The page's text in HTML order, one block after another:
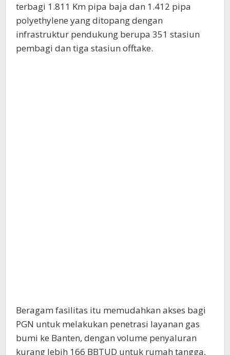
terbagi 1.811 Km pipa baja dan 1.412 pipa
polyethylene yang ditopang dengan
infrastruktur pendukung berupa 351 stasiun
pembagi dan tiga stasiun offtake.
Beragam fasilitas itu memudahkan akses bagi
PGN untuk melakukan penetrasi layanan gas
bumi ke Banten, dengan volume penyaluran
kurang lebih 166 BBTUD untuk rumah tangga,